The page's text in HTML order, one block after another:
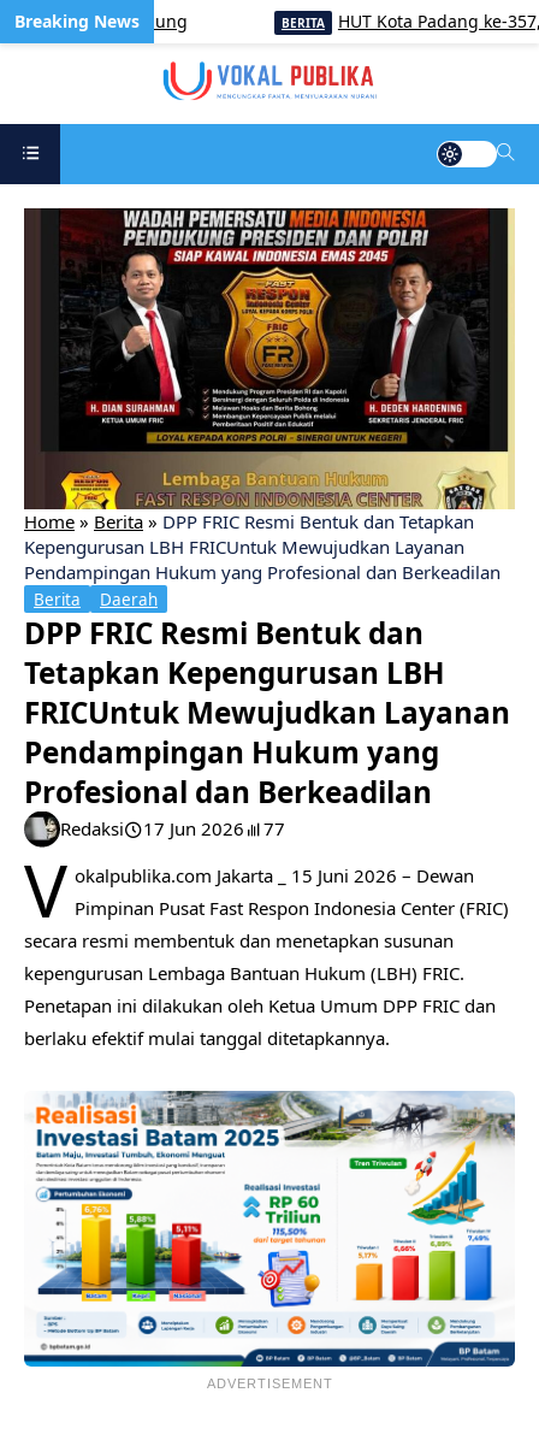
Pagergunung HUT Kota Padang ke-357,
Home » Berita » DPP FRIC Resmi Bentuk dan Tetapkan
Kepengurusan LBH FRICUntuk Mewujudkan Layanan
Pendampingan Hukum yang Profesional dan Berkeadilan
Berita Daerah
DPP FRIC Resmi Bentuk dan
Tetapkan Kepengurusan LBH
FRICUntuk Mewujudkan Layanan
Pendampingan Hukum yang
Profesional dan Berkeadilan
Redaksi 17 Jun 2026 77
V okalpublika.com Jakarta _ 15 Juni 2026 – Dewan
Pimpinan Pusat Fast Respon Indonesia Center (FRIC)
secara resmi membentuk dan menetapkan susunan
kepengurusan Lembaga Bantuan Hukum (LBH) FRIC.
Penetapan ini dilakukan oleh Ketua Umum DPP FRIC dan
berlaku efektif mulai tanggal ditetapkannya.
ADVERTISEMENT